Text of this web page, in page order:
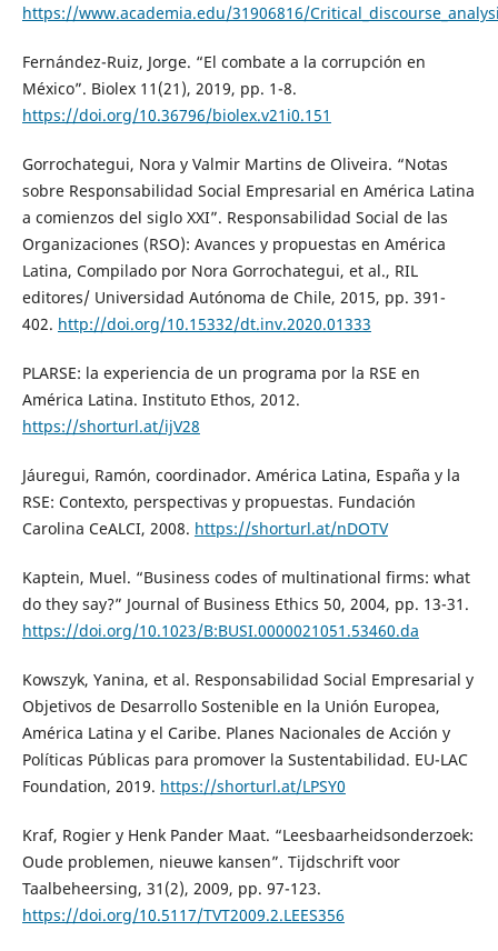
https://www.academia.edu/31906816/
Fernández-Ruiz, Jorge. “El combate a la corrupción en
México”. Biolex 11(21), 2019, pp. 1-8.
https://doi.org/10.36796/biolex.v21i0.151
Gorrochategui, Nora y Valmir Martins de Oliveira. “Notas
sobre Responsabilidad Social Empresarial en América Latina
a comienzos del siglo XXI”. Responsabilidad Social de las
Organizaciones (RSO): Avances y propuestas en América
Latina, Compilado por Nora Gorrochategui, et al., RIL
editores/ Universidad Autónoma de Chile, 2015, pp. 391-
402. http://doi.org/10.15332/dt.inv.2020.01333
PLARSE: la experiencia de un programa por la RSE en
América Latina. Instituto Ethos, 2012.
https://shorturl.at/ijV28
Jáuregui, Ramón, coordinador. América Latina, España y la
RSE: Contexto, perspectivas y propuestas. Fundación
Carolina CeALCI, 2008. https://shorturl.at/nDOTV
Kaptein, Muel. “Business codes of multinational firms: what
do they say?” Journal of Business Ethics 50, 2004, pp. 13-31.
https://doi.org/10.1023/B:BUSI.0000021051.53460.da
Kowszyk, Yanina, et al. Responsabilidad Social Empresarial y
Objetivos de Desarrollo Sostenible en la Unión Europea,
América Latina y el Caribe. Planes Nacionales de Acción y
Políticas Públicas para promover la Sustentabilidad. EU-LAC
Foundation, 2019. https://shorturl.at/LPSY0
Kraf, Rogier y Henk Pander Maat. “Leesbaarheidsonderzoek:
Oude problemen, nieuwe kansen”. Tijdschrift voor
Taalbeheersing, 31(2), 2009, pp. 97-123.
https://doi.org/10.5117/TVT2009.2.LEES356